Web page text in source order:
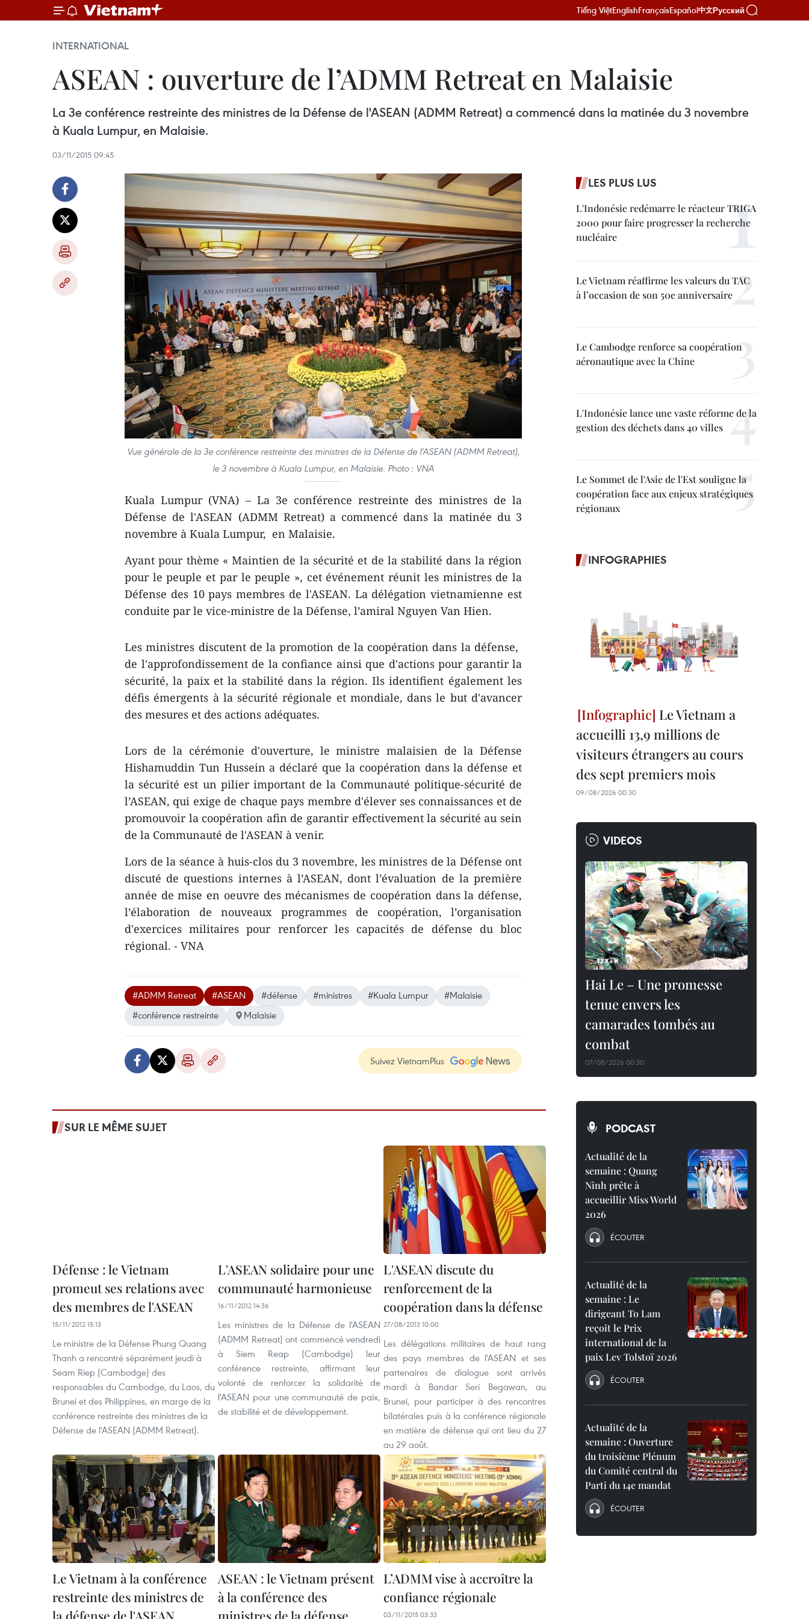
Tiếng ViệtEnglishFrançaisEspañol中文Русский
INTERNATIONAL
ASEAN : ouverture de l’ADMM Retreat en Malaisie
La 3e conférence restreinte des ministres de la Défense de l'ASEAN (ADMM Retreat) a commencé dans la matinée du 3 novembre
à Kuala Lumpur, en Malaisie.
03/11/2015 09:45
Vue générale de la 3e conférence restreinte des ministres de la Défense de l'ASEAN (ADMM Retreat),
le 3 novembre à Kuala Lumpur, en Malaisie. Photo : VNA
​Kuala Lumpur (VNA) – La 3e conférence restreinte des ministres de la
Défense de l'ASEAN (ADMM Retreat) a commencé dans la matinée du 3
novembre à Kuala Lumpur, en Malaisie.
Ayant pour thème « Maintien de la sécurité et de la stabilité dans la région
pour le peuple et par le peuple », cet événement ​réunit les ministres de la
Défense des 10 pays membres de l'ASEAN. La délégation vietnamienne est
conduite par le vice-ministre de la Défense, l’amiral Nguyen Van Hien.
Les ministres discutent d​e la promotion de la coopération dans la défense, ​
de l'approfondissement de la confiance ainsi que d'actions pour garantir la
sécurité, la paix et la stabilité dans la région. Ils identifient également les
défis émergents ​à la sécurité régionale et ​mondiale, dans le but d'avancer
des ​mesures et des actions ​adéquates.
Lors de la cérémonie d'ouverture, le ministre malaisien de la Défense
Hishamuddin Tun Hussein a déclaré que la coopération dans la défense et
la sécurité est un pilier important de la Communauté politique-sécurité de
l’ASEAN, qui exige de chaque pays membre ​d'élever ses connaissances et de
promo​uvoir la coopération afin de garantir effectivement la sécurité au sein
de la Communauté de l'ASEAN à venir.
Lors de la séance à huis-clos du 3 novembre, les ministres de la Défense ont
discuté de questions internes ​à l’ASEAN, dont l’évaluation de la première
année de mise en ​oeuvre des mécanismes de coopération dans la défense,
l’élaboration de nouveaux programmes de coopération, l’organisation
d'exercices militaires pour renforcer les capacités de défense du bloc
régional. - VNA
#ADMM Retreat #ASEAN #défense #ministres #Kuala Lumpur
#Malaisie
#conférence restreinte
Malaisie
Suivez VietnamPlus
SUR LE MÊME SUJET
Défense : le Vietnam
promeut ses relations avec
des membres de l'ASEAN
15/11/2012 15:13
Le ministre de la Défense Phung Quang
Thanh a rencontré séparément jeudi à
Seam Riep (Cambodge) des
responsables du Cambodge, du Laos, du
Brunei et des Philippines, en marge de la
conférence restreinte des ministres de la
Défense de l'ASEAN (ADMM Retreat).
L'ASEAN solidaire pour une
communauté harmonieuse
16/11/2012 14:36
Les ministres de la Défense de l'ASEAN
(ADMM Retreat) ont commencé vendredi
à Siem Reap (Cambodge) leur
conférence restreinte, affirmant leur
volonté de renforcer la solidarité de
l'ASEAN pour une communauté de paix,
de stabilité et de développement.
L'ASEAN discute du
renforcement de la
coopération dans la défense
27/08/2013 10:00
Les délégations militaires de haut rang
des pays membres de l'ASEAN et ses
partenaires de dialogue sont arrivés
mardi à Bandar Seri Begawan, au
Brunei, pour participer à des rencontres
bilatérales puis à la conférence régionale
en matière de défense qui ont lieu du 27
au 29 août.
Le Vietnam à la conférence
restreinte des ministres de
la défense de l'ASEAN
ASEAN : le Vietnam présent
à la conférence des
ministres de la défense
L’ADMM vise à accroître la
confiance régionale
03/11/2015 03:33
LES PLUS LUS
L'Indonésie redémarre le réacteur TRIGA
2000 pour faire progresser la recherche
nucléaire
Le Vietnam réaffirme les valeurs du TAC
à l’occasion de son 50e anniversaire
Le Cambodge renforce sa coopération
aéronautique avec la Chine
L'Indonésie lance une vaste réforme de la
gestion des déchets dans 40 villes
Le Sommet de l'Asie de l'Est souligne la
coopération face aux enjeux stratégiques
régionaux
INFOGRAPHIES
Le Vietnam a
accueilli 13,9 millions de
visiteurs étrangers au cours
des sept premiers mois
09/08/2026 00:30
VIDEOS
Hai Le – Une promesse
tenue envers les
camarades tombés au
combat
07/08/2026 00:30
PODCAST
Actualité de la
semaine : Quang
Ninh prête à
accueillir Miss World
2026
ÉCOUTER
Actualité de la
semaine : Le
dirigeant To Lam
reçoit le Prix
international de la
paix Lev Tolstoï 2026
ÉCOUTER
Actualité de la
semaine : Ouverture
du troisième Plénum
du Comité central du
Parti du 14e mandat
ÉCOUTER